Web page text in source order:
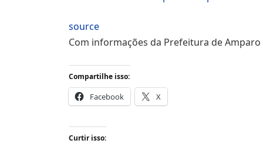
source
Com informações da Prefeitura de Amparo
Compartilhe isso:
Facebook X
Curtir isso: